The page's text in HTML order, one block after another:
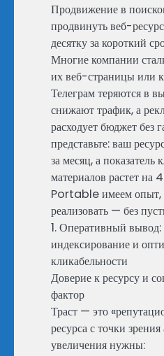
Продвижение в
продвинуть веб-
десятку за короткий
Многие компании
их веб-страницы или
Телеграм теряются в
снижают трафик, а
расходует бюджет без
представьте: ваш
за месяц, а
материалов растет
Portable имеем опыт,
реализовать — без
1. Оперативный вывод:
индексирование и
кликабельности
Доверие к ресурсу и
фактор
Траст — это
ресурса с точки
увеличения нужны: